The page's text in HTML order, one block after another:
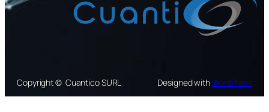
Copyright © Cuantico SURL Designed withWordPress